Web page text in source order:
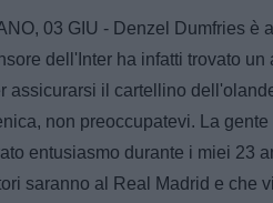
03 GIU - Denzel Dumfries è
dell'Inter ha infatti trovato
assicurarsi il cartellino
non preoccupatevi. La
entusiasmo durante i miei 23
saranno al Real Madrid e che